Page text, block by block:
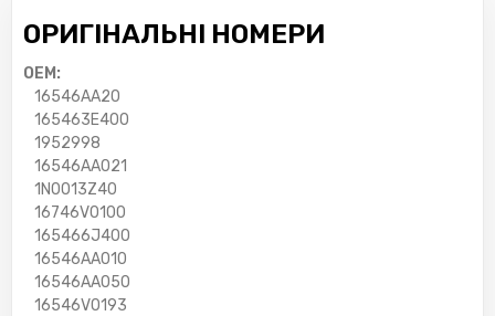
ОРИГІНАЛЬНІ НОМЕРИ
OEM:
16546AA20
165463E400
1952998
16546AA021
1N0013Z40
16746V0100
165466J400
16546AA010
16546AA050
16546V0193